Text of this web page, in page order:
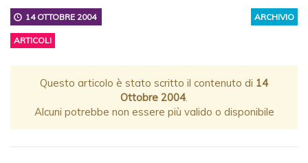
ARCHIVIO
14 OTTOBRE 2004
ARTICOLI
Questo articolo è stato scritto il contenuto di 14
Ottobre 2004.
Alcuni potrebbe non essere più valido o disponibile